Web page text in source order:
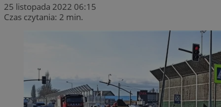
25 listopada 2022 06:15
Czas czytania: 2 min.